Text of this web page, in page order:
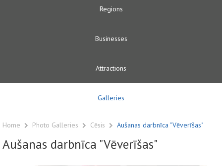
Regions
Businesses
Attractions
Galleries
Home Photo Galleries Cēsis Aušanas darbnīca "Vēverīšas"
Aušanas darbnīca "Vēverīšas"